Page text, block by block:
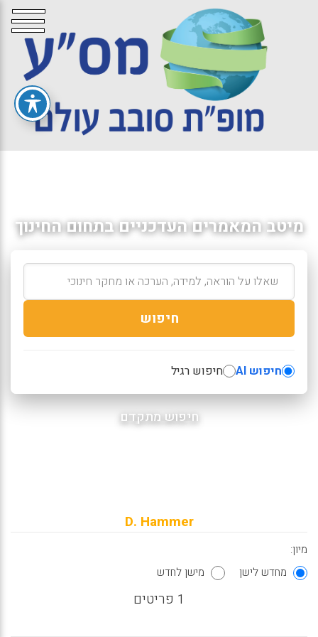
מיטב המאמרים העדכניים בתחום החינוך
חיפוש
חיפוש AI חיפוש רגיל
חיפוש מתקדם
D. Hammer
מיון:
מחדש לישן
מישן לחדש
1 פריטים